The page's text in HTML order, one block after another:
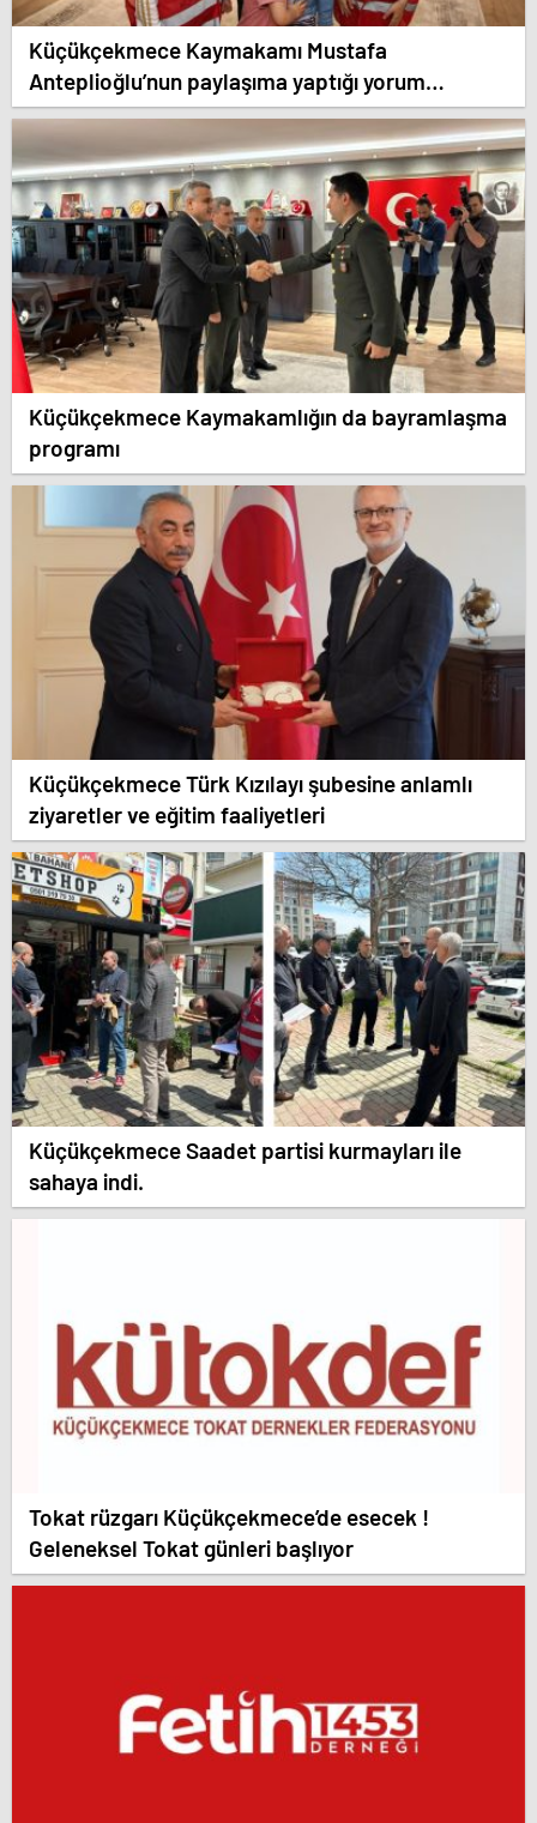
Küçükçekmece Kaymakamı Mustafa
Anteplioğlu’nun paylaşıma yaptığı yorum
sevindirdi.
Küçükçekmece Kaymakamlığın da bayramlaşma
programı
Küçükçekmece Türk Kızılayı şubesine anlamlı
ziyaretler ve eğitim faaliyetleri
Küçükçekmece Saadet partisi kurmayları ile
sahaya indi.
Tokat rüzgarı Küçükçekmece’de esecek !
Geleneksel Tokat günleri başlıyor